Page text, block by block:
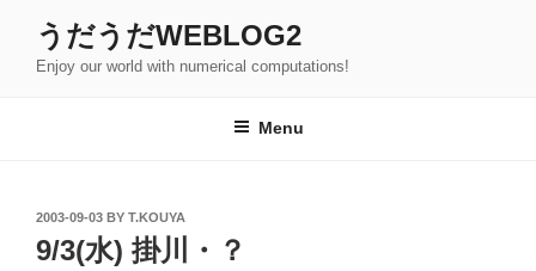
content
うだうだWEBLOG2
Enjoy our world with numerical computations!
Menu
POSTED
ON
2003-09-03 BY T.KOUYA
9/3(水) 掛川・？